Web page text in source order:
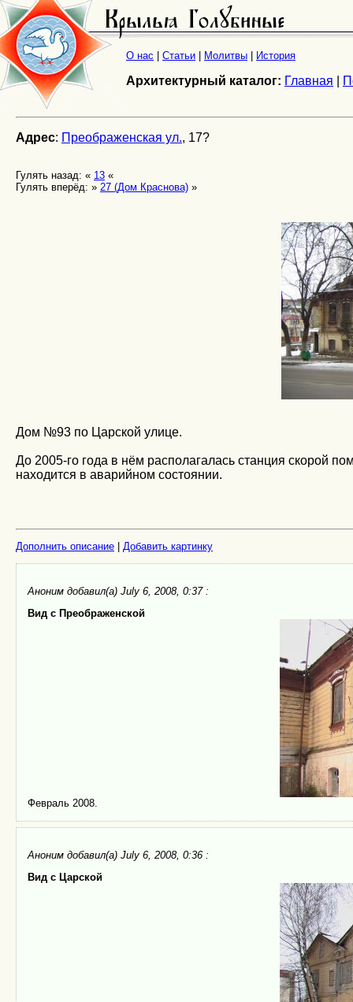
О нас Статьи Молитвы История
Архитектурный каталог: Главная
Адрес: Преображенская ул., 17?
Гулять назад: « 13 «
Гулять вперёд: » 27 (Дом Краснова) »
Дом №93 по Царской улице.
До 2005-го года в нём располагалась станция скорой
находится в аварийном состоянии.
Дополнить описание Добавить картинку
Аноним добавил(а) July 6, 2008, 0:37 :
Вид с Преображенской
Февраль 2008.
Аноним добавил(а) July 6, 2008, 0:36 :
Вид с Царской